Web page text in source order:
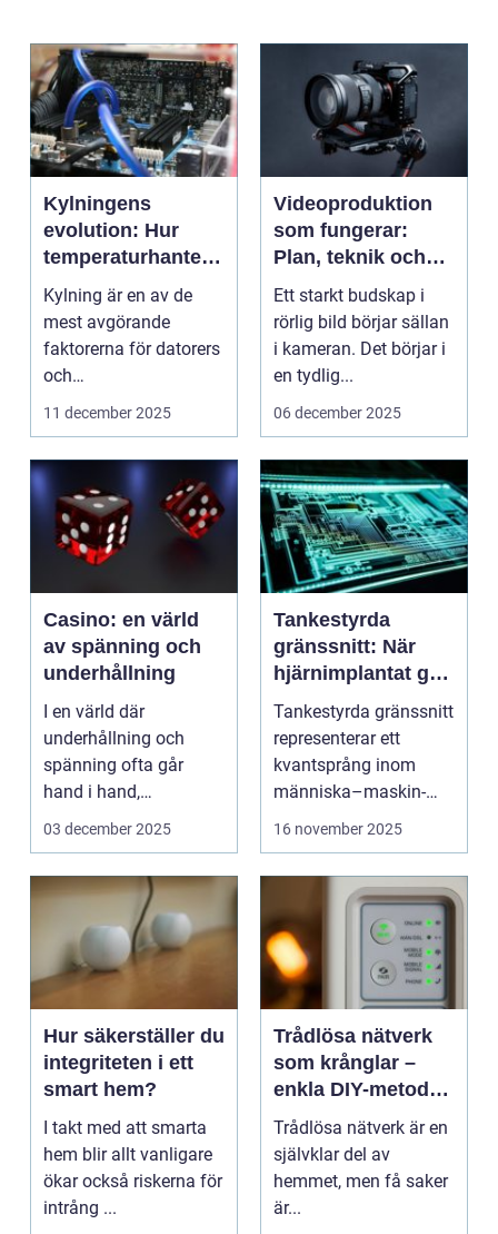
Kylningens
evolution: Hur
temperaturhanteri
ng formar
prestanda och
design
Kylning är en av de
mest avgörande
faktorerna för datorers
och
elektronikkomponenter
11 december 2025
Videoproduktion
som fungerar:
Plan, teknik och
leverans
Ett starkt budskap i
rörlig bild börjar sällan
i kameran. Det börjar i
en tydlig...
06 december 2025
Casino: en värld
av spänning och
underhållning
I en värld där
underhållning och
spänning ofta går
hand i hand,
framst&ar...
03 december 2025
Tankestyrda
gränssnitt: När
hjärnimplantat gör
digital interaktion
sömlös
Tankestyrda gränssnitt
representerar ett
kvantsprång inom
människa–maskin-
16 november 2025
Hur säkerställer du
integriteten i ett
smart hem?
I takt med att smarta
hem blir allt vanligare
ökar också riskerna för
intrång ...
Trådlösa nätverk
som krånglar –
enkla DIY-metoder
för stabilare Wi-Fi i
hela hemmet
Trådlösa nätverk är en
självklar del av
hemmet, men få saker
är...